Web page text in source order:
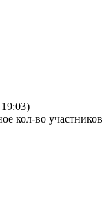
кол-во участников